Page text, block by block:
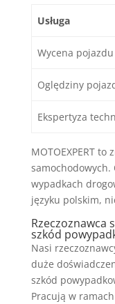
Usługa
Wycena pojazdu
Oględziny
Ekspertyza
MOTOEXPERT
samochodowych.
wypadkach
języku polskim,
Rzeczoznawca
szkód
Nasi
duże
szkód
Pracują w